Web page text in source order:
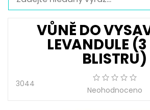
VŮNĚ DO
LEVANDULE
BLISTRU)
3044
Neohodnoceno